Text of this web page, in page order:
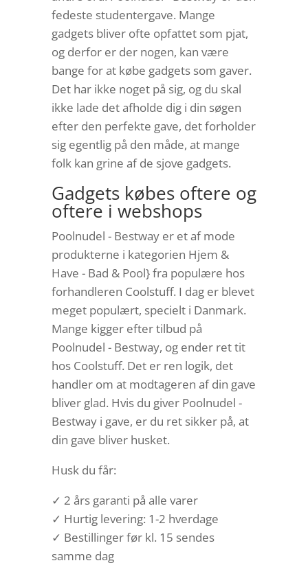
fedeste studentergave. Mange
gadgets bliver ofte opfattet som pjat,
og derfor er der nogen, kan være
bange for at købe gadgets som gaver.
Det har ikke noget på sig, og du skal
ikke lade det afholde dig i din søgen
efter den perfekte gave, det forholder
sig egentlig på den måde, at mange
folk kan grine af de sjove gadgets.
Gadgets købes oftere og
oftere i webshops
Poolnudel - Bestway er et af mode
produkterne i kategorien Hjem &
Have - Bad & Pool} fra populære hos
forhandleren Coolstuff. I dag er blevet
meget populært, specielt i Danmark.
Mange kigger efter tilbud på
Poolnudel - Bestway, og ender ret tit
hos Coolstuff. Det er ren logik, det
handler om at modtageren af din gave
bliver glad. Hvis du giver Poolnudel -
Bestway i gave, er du ret sikker på, at
din gave bliver husket.
Husk du får:
✓ 2 års garanti på alle varer
✓ Hurtig levering: 1-2 hverdage
✓ Bestillinger før kl. 15 sendes
samme dag